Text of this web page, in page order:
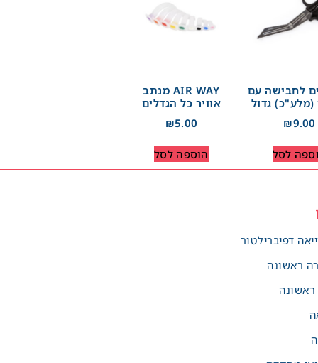
לחבישה עם
(מלע"כ) גדול
₪9.00
לסל
AIR WAY מנתב
אוויר כל הגדלים
₪5.00
הוספה לסל
דפיברילטור
ראשונה
ראשונה